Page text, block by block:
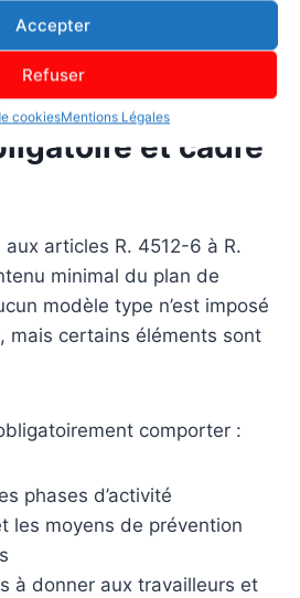
Accepter
Refuser
cookiesMentions Légales
? Ces questions ne peuvent
dans le document.
et cadre
articles R. 4512-6 à R.
minimal du plan de
modèle type n’est imposé
mais certains éléments sont
comporter :
phases d’activité
les moyens de prévention
à donner aux travailleurs et